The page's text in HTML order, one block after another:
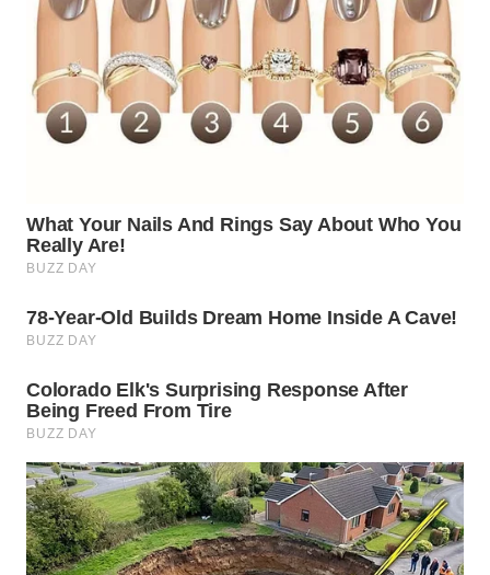
INDRAMAYU
WN
KUNINGAN
WN
SUBANG
WN
SUKABUMI
WN
PURWAKARTA
WN
PRIANGAN
TIMUR